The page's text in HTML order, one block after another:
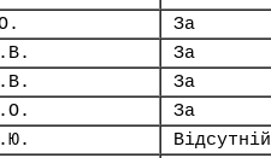
За
За
За
За
Відсутній